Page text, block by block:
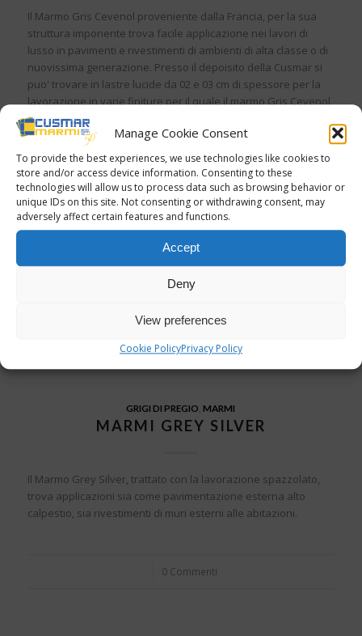
Manage Cookie Consent
To provide the best experiences, we use technologies like cookies to
store and/or access device information. Consenting to these
technologies will allow us to process data such as browsing behavior or
unique IDs on this site. Not consenting or withdrawing consent, may
adversely affect certain features and functions.
Accept
Deny
View preferences
Cookie PolicyPrivacy Policy
Il Marmo Gris Cevenol proveniente dalla Francia, per la sua
struttura imponente trova facile applicazione nei lavori di
lusso in pavimenti e rivestimenti di ambienti di alta classe o di
nuovissima generazione. Presso il depoisito della Cusmar si
puo' trovare in lastre lucide da 02 e 03 cm di spessore per la
lavorazione in varie finiture per il quale il marmo Gris Cevenol
si presta.
GRIGI DI PREGIO ,MARMI
MARMI GREY SILVER
Il Marmo Grey Silver, trattato con la lavorazione spazzolato,
trova applicazioni sia come pavimentazione esterna alto
calpestio, sia rivestimenti di muri esterni alle abitazioni.
0 Commenti